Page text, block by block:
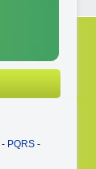
- PQRS -